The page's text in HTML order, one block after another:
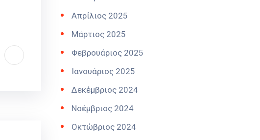
Απρίλιος 2025
Μάρτιος 2025
Φεβρουάριος 2025
Ιανουάριος 2025
Δεκέμβριος 2024
Νοέμβριος 2024
Οκτώβριος 2024